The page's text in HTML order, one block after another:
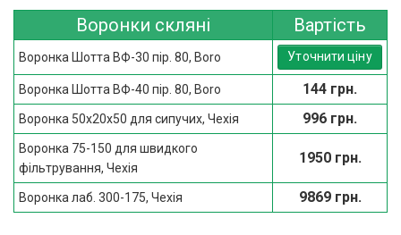
Воронки скляні Вартість
Воронка Шотта ВФ-30 пір. 80, Boro Уточнити ціну
Воронка Шотта ВФ-40 пір. 80, Boro 144 грн.
Воронка 50х20х50 для сипучих, Чехія 996 грн.
Воронка 75-150 для швидкого
фільтрування, Чехія
1950 грн.
Воронка лаб. 300-175, Чехія 9869 грн.